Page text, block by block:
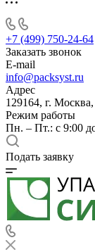
+7 (499) 750-24-64
Заказать звонок
E-mail
info@packsyst.ru
Адрес
129164, г.
Режим работы
Пн. – Пт.: с 9:00
Подать заявку